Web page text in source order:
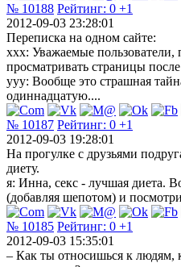
№ 10188 Рейтинг: 0 +1
2012-09-03 23:28:01
Переписка на одном сайте:
xxx: Уважаемые пользователи,
просматривать страницы
yyy: Вообще это страшная
одиннадцатую....
№ 10187 Рейтинг: 0 +1
2012-09-03 19:28:01
На прогулке с друзьями
диету.
я: Инна, секс - лучшая диета.
(добавляя шепотом) и
№ 10185 Рейтинг: 0 +1
2012-09-03 15:35:01
– Как ты относишься к людям,